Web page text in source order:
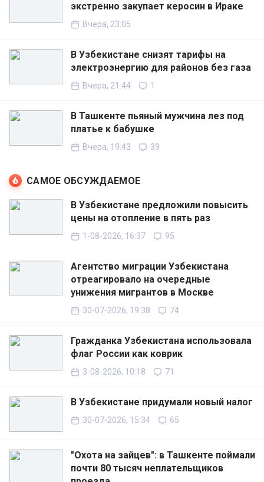
экстренно закупает керосин в Ираке
Вчера, 23:05
В Узбекистане снизят тарифы на
электроэнергию для районов без газа
Вчера, 21:44 1
В Ташкенте пьяный мужчина лез под
платье к бабушке
Вчера, 19:43 39
САМОЕ ОБСУЖДАЕМОЕ
В Узбекистане предложили повысить
цены на отопление в пять раз
1-08-2026, 16:37 95
Агентство миграции Узбекистана
отреагировало на очередные
унижения мигрантов в Москве
30-07-2026, 19:38 74
Гражданка Узбекистана использовала
флаг России как коврик
3-08-2026, 10:18 71
В Узбекистане придумали новый налог
30-07-2026, 15:34 65
"Охота на зайцев": в Ташкенте поймали
почти 80 тысяч неплательщиков